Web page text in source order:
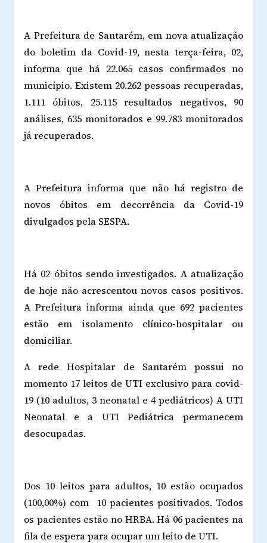
A Prefeitura de Santarém, em nova atualização
do boletim da Covid-19, nesta terça-feira, 02,
informa que há 22.065 casos confirmados no
município. Existem 20.262 pessoas recuperadas,
1.111 óbitos, 25.115 resultados negativos, 90
análises, 635 monitorados e 99.783 monitorados
já recuperados.
A Prefeitura informa que não há registro de
novos óbitos em decorrência da Covid-19
divulgados pela SESPA.
Há 02 óbitos sendo investigados. A atualização
de hoje não acrescentou novos casos positivos.
A Prefeitura informa ainda que 692 pacientes
estão em isolamento clínico-hospitalar ou
domiciliar.
A rede Hospitalar de Santarém possui no
momento 17 leitos de UTI exclusivo para covid-
19 (10 adultos, 3 neonatal e 4 pediátricos) A UTI
Neonatal e a UTI Pediátrica permanecem
desocupadas.
Dos 10 leitos para adultos, 10 estão ocupados
(100,00%) com 10 pacientes positivados. Todos
os pacientes estão no HRBA. Há 06 pacientes na
fila de espera para ocupar um leito de UTI.